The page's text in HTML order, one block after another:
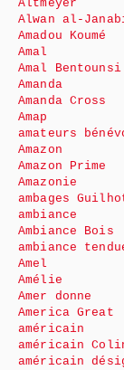
Altmeyer
Alwan al-
Amadou Koumé
Amal
Amal Bentounsi
Amanda
Amanda Cross
Amap
amateurs
Amazon
Amazon Prime
Amazonie
ambages
ambiance
Ambiance Bois
ambiance
Amel
Amélie
Amer donne
America Great
américain
américain
américain